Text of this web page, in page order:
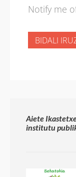
Notify me
Aiete
institutu